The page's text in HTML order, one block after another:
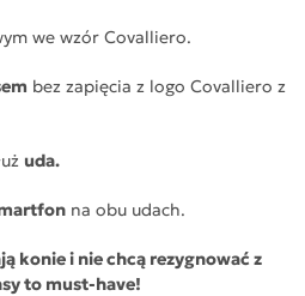
we wzór Covalliero.
bez zapięcia z logo Covalliero z
uda.
na obu udach.
konie i nie chcą rezygnować z
to must-have!